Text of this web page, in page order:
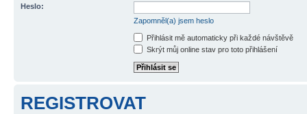
Heslo:
Zapomněl(a) jsem heslo
Přihlásit mě automaticky při každé návštěvě
Skrýt můj online stav pro toto přihlášení
REGISTROVAT